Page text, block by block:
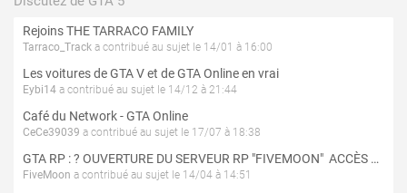
Rejoins THE TARRACO FAMILY
Tarraco_Track a contribué au sujet le 14/01 à 16:00
Les voitures de GTA V et de GTA Online en vrai
Eybi14 a contribué au sujet le 14/12 à 21:44
Café du Network - GTA Online
CeCe39039 a contribué au sujet le 17/07 à 18:38
GTA RP : ? OUVERTURE DU SERVEUR RP "FIVEMOON"  ACCÈS LIBRE ?
FiveMoon a contribué au sujet le 14/04 à 14:51